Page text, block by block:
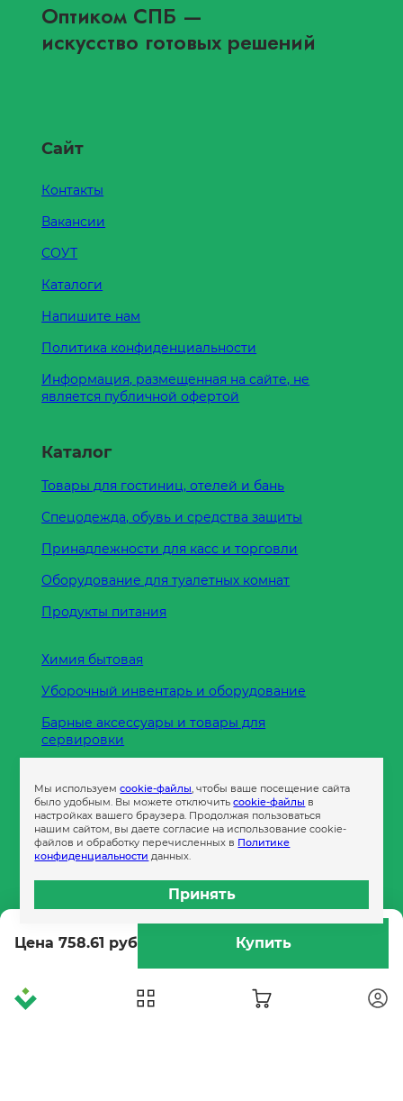
Цена 758.61 руб Купить
Оптиком СПБ —
искусство готовых решений
Сайт
Контакты
Вакансии
СОУТ
Каталоги
Напишите нам
Политика конфиденциальности
Информация, размещенная на сайте, не
является публичной офертой
Каталог
Товары для гостиниц, отелей и бань
Спецодежда, обувь и средства защиты
Принадлежности для касс и торговли
Оборудование для туалетных комнат
Продукты питания
Химия бытовая
Уборочный инвентарь и оборудование
Барные аксессуары и товары для
сервировки
Пленка
Пакеты и сумки
Контейнеры
Бумага офисная
Гигиеническая продукция
Мы используемcookie-файлы, чтобы ваше посещение сайта
было удобным. Вы можете отключитьcookie-файлы в
настройках вашего браузера. Продолжая пользоваться
нашим сайтом, вы даете согласие на использование cookie-
файлов и обработку перечисленных в Политике
конфиденциальности данных.
Принять